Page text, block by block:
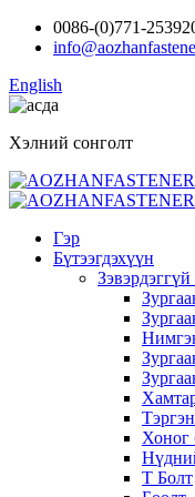
0086-(0)771-
English
Хэлний сонголт
Гэр
Бүтээгдэхүүн
Хоног
Т Болт